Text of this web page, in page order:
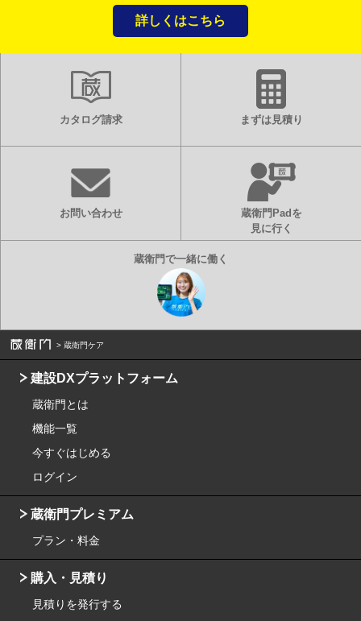
詳しくはこちら
カタログ請求 まずは見積り
お問い合わせ
蔵衛門Padを
見に行く
蔵衛門ケア
建設DXプラットフォーム
蔵衛門とは
機能一覧
今すぐはじめる
ログイン
蔵衛門プレミアム
プラン・料金
購入・見積り
見積りを発行する